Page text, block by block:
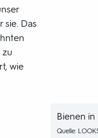
Bienen
Quelle:
sie. Das
zu
wie